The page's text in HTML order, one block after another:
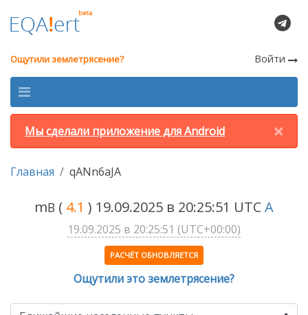
Ощутили землетрясение? Войти
×
Мы сделали приложение для Android
Главная qANn6aJA
mB ( 4.1 ) 19.09.2025 в 20:25:51 UTCA
19.09.2025 в 20:25:51 (UTC+00:00)
РАСЧЁТ ОБНОВЛЯЕТСЯ
Ощутили это землетрясение?